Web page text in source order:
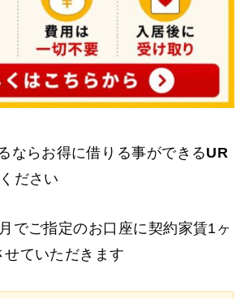
ならお得に借りる事ができるUR
ださい
でご指定のお口座に契約家賃1ヶ
せていただきます